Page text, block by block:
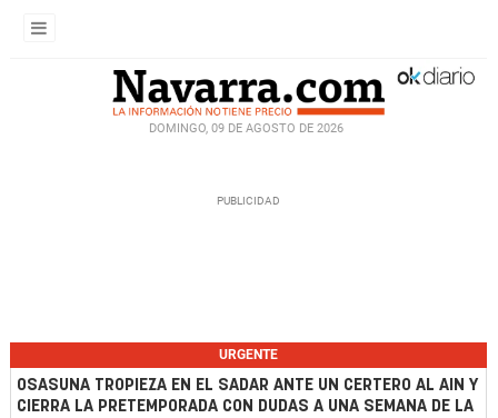
DOMINGO, 09 DE AGOSTO DE 2026
URGENTE
OSASUNA TROPIEZA EN EL SADAR ANTE UN CERTERO AL AIN Y
CIERRA LA PRETEMPORADA CON DUDAS A UNA SEMANA DE LA